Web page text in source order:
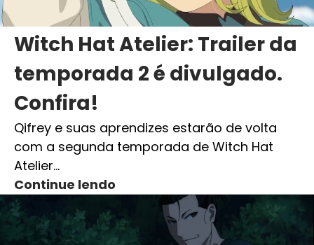
Witch Hat Atelier: Trailer da
temporada 2 é divulgado.
Confira!
Qifrey e suas aprendizes estarão de volta
com a segunda temporada de Witch Hat
Atelier…
Continue lendo